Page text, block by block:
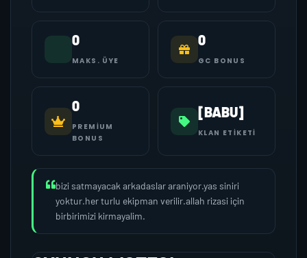
0
MAKS. ÜYE
0
GC BONUS
0
PREMIUM
BONUS
[BABU]
KLAN ETIKETI
bizi satmayacak arkadaslar araniyor.yas siniri
yoktur.her turlu ekipman verilir.allah rizasi için
birbirimizi kirmayalim.